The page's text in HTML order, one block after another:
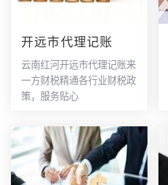
开远市代理记账
云南红河开远市代理记账来
一方财税精通各行业财税政
策，服务贴心